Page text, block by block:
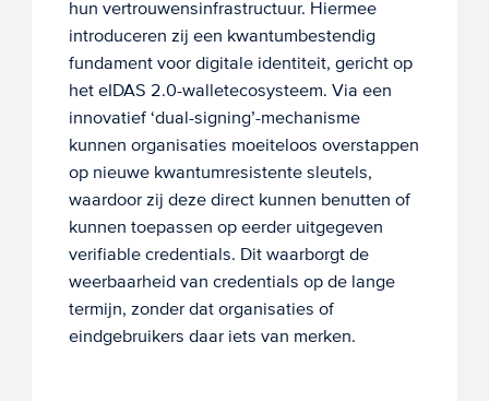
hun vertrouwensinfrastructuur. Hiermee
introduceren zij een kwantumbestendig
fundament voor digitale identiteit, gericht op
het eIDAS 2.0-walletecosysteem. Via een
innovatief ‘dual-signing’-mechanisme
kunnen organisaties moeiteloos overstappen
op nieuwe kwantumresistente sleutels,
waardoor zij deze direct kunnen benutten of
kunnen toepassen op eerder uitgegeven
verifiable credentials. Dit waarborgt de
weerbaarheid van credentials op de lange
termijn, zonder dat organisaties of
eindgebruikers daar iets van merken.